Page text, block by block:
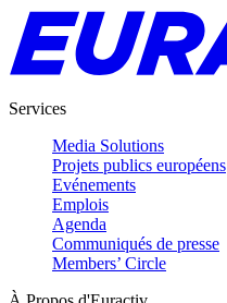
Services
Media Solutions
Projets publics européens
Evénements
Emplois
Agenda
Communiqués de presse
Members’ Circle